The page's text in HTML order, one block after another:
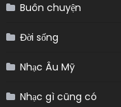
Buôn chuyện
Đời sống
Nhạc Âu Mỹ
Nhạc gì cũng có